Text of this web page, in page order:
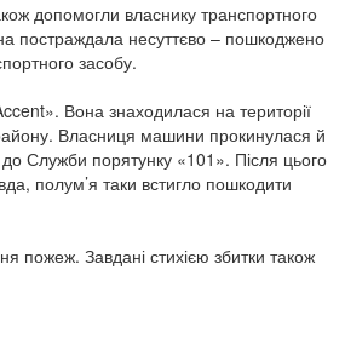
допомогли власнику транспортного
постраждала несуттєво – пошкоджено
засобу.
Вона знаходилася на території
Власниця машини прокинулася й
Служби порятунку «101». Після цього
полум’я таки встигло пошкодити
пожеж. Завдані стихією збитки також